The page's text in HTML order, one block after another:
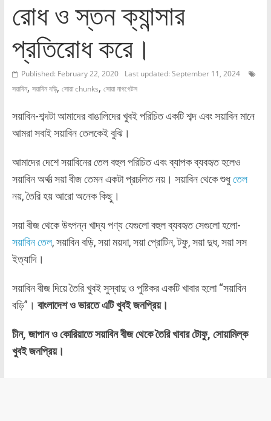
রোধ ও স্তন ক্যান্সার
প্রতিরোধ করে।
Published: February 22, 2020
Last updated: September 11, 2024
সয়াবিন, সয়াবিন বড়ি, সোয়া chunks, সোয়া নাগগেটস
সয়াবিন-শব্দটা আমাদের বাঙালিদের খুবই পরিচিত একটি শব্দ এবং সয়াবিন মানে
আমরা সবাই সয়াবিন তেলকেই বুঝি।
আমাদের দেশে সয়াবিনের তেল বহুল পরিচিত এবং ব্যাপক ব্যবহৃত হলেও
সয়াবিন অর্থাত্‍ সয়া বীজ তেমন একটা প্রচলিত নয়। সয়াবিন থেকে শুধুতেল
নয়, তৈরি হয় আরো অনেক কিছু।
সয়া বীজ থেকে উৎপন্ন খাদ্য পণ্য যেগুলো বহুল ব্যবহৃত সেগুলো হলো-
সয়াবিন তেল, সয়াবিন বড়ি, সয়া ময়দা, সয়া প্রোটিন, টফু, সয়া দুধ, সয়া সস
ইত্যাদি।
সয়াবিন বীজ দিয়ে তৈরি খুবই সুস্বাদু ও পুষ্টিকর একটি খাবার হলো “সয়াবিন
বড়ি”। বাংলাদেশ ও ভারতে এটি খুবই জনপ্রিয়।
চীন, জাপান ও কোরিয়াতে সয়াবিন বীজ থেকে তৈরি খাবার টোফু, সোয়ামিল্ক
খুবই জনপ্রিয়।